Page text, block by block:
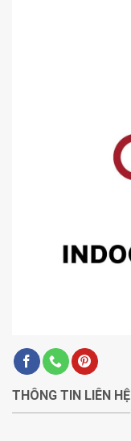
THÔNG TIN LIÊN HỆ